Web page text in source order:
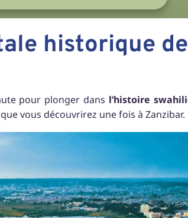
historique de
pour plonger dans l’histoire
vous découvrirez une fois à Zanzibar.